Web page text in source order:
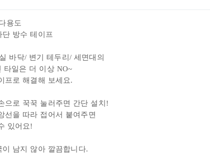
용도
단 방수 테이프
바닥/ 변기 테두리/ 세면대의
타일은 더 이상 NO~
프로 해결해 보세요.
으로 꾹꾹 눌러주면 간단 설치!
선을 따라 접어서 붙여주면
있어요!
남지 않아 깔끔합니다.